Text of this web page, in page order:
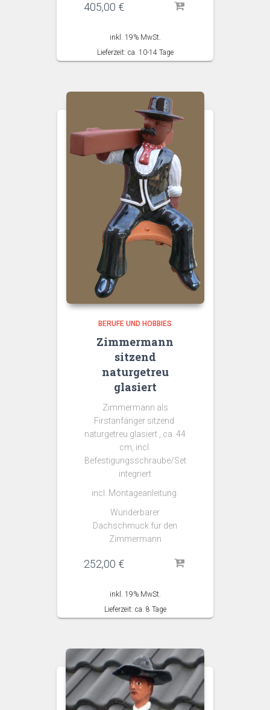
405,00 €
inkl. 19% MwSt.
Lieferzeit: ca. 10-14 Tage
BERUFE UND HOBBIES
Zimmermann
sitzend
naturgetreu
glasiert
Zimmermann als
Firstanfänger sitzend
naturgetreu glasiert , ca. 44
cm, incl.
Befestigungsschraube/Set
integriert
incl. Montageanleitung.
Wunderbarer
Dachschmuck für den
Zimmermann
252,00 €
inkl. 19% MwSt.
Lieferzeit: ca. 8 Tage